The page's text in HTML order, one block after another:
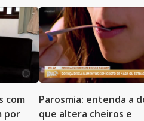
com
por
Parosmia: entenda a
que altera cheiros e